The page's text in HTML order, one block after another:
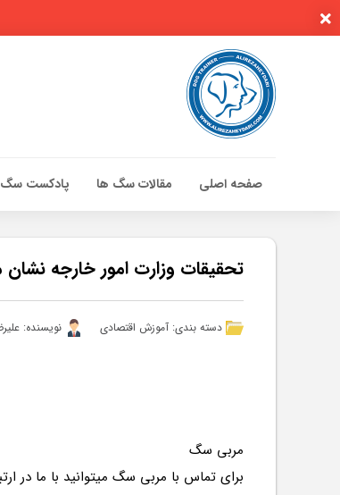
صفحه اصلی مقالات سگ ها پادکست سگ
مقالات سگ ها
پادکست سگ هاتحقیقات وزارت امور خارجه
دسته بندی: آموزش اقتصادی نویسنده:
مربی سگ
برای تماس با مربی سگ میتوانید با ما در